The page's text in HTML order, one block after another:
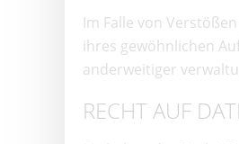
Im Falle von
ihres gewöhnlichen
anderweitiger
RECHT AUF